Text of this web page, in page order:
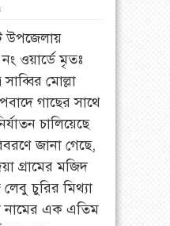
উপজেলায়
ওয়ার্ডে মৃতঃ
মোল্লা
গাছের সাথে
চালিয়েছে
জানা গেছে,
গ্রামের মজিদ
চুরির মিথ্যা
নামের এক এতিম